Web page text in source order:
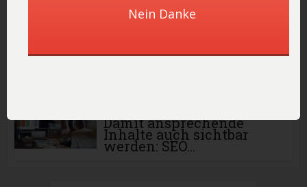
Zeichensetzung:
Damit ansprechende
Inhalte auch sichtbar
werden: SEO...
Nein Danke